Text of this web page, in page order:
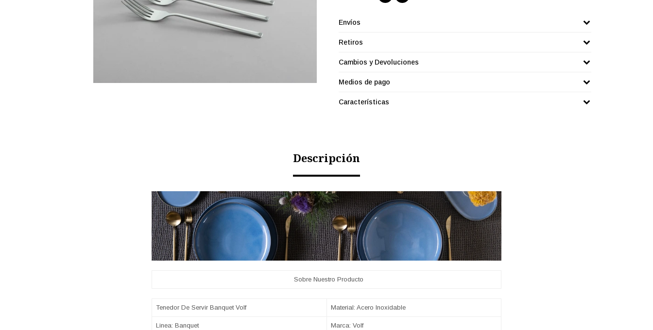
Envíos
Retiros
Cambios y Devoluciones
Medios de pago
Características
Descripción
Sobre Nuestro Producto
Tenedor De Servir Banquet Volf Material: Acero Inoxidable
Linea: Banquet Marca: Volf